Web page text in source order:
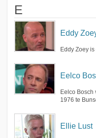
E
Eddy
Eddy Zoey
Eelco
Eelco
1976 te
Ellie Lust